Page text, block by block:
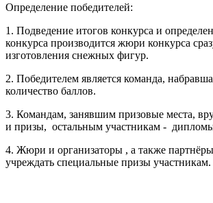
Определение победителей:
1. Подведение итогов конкурса и
конкурса производится жюри конкурса
изготовления снежных фигур.
2. Победителем является команда,
количество баллов.
3. Командам, занявшим призовые места,
и призы, остальным участникам -
4. Жюри и организаторы , а также
учреждать специальные призы участникам.